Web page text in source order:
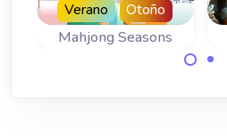
Mahjong Seasons
Verano Otoño